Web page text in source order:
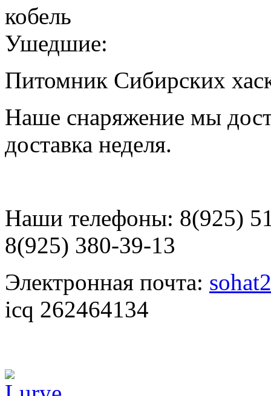
кобель
Ушедшие:
Питомник Сибирских
Наше снаряжение мы
доставка неделя.
Наши телефоны: 8(925)
8(925) 380-39-13
Электронная почта:
icq 262464134